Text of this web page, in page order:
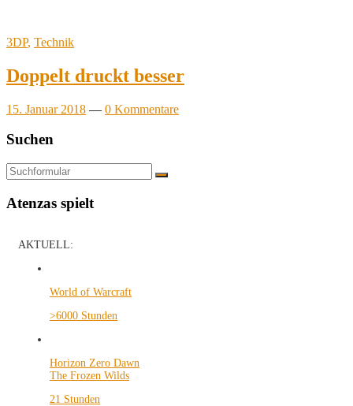
3DP, Technik
Doppelt druckt besser
15. Januar 2018 — 0 Kommentare
Suchen
Suchen
Atenzas spielt
AKTUELL:
World of Warcraft
>6000 Stunden
Horizon Zero Dawn
The Frozen Wilds
21 Stunden